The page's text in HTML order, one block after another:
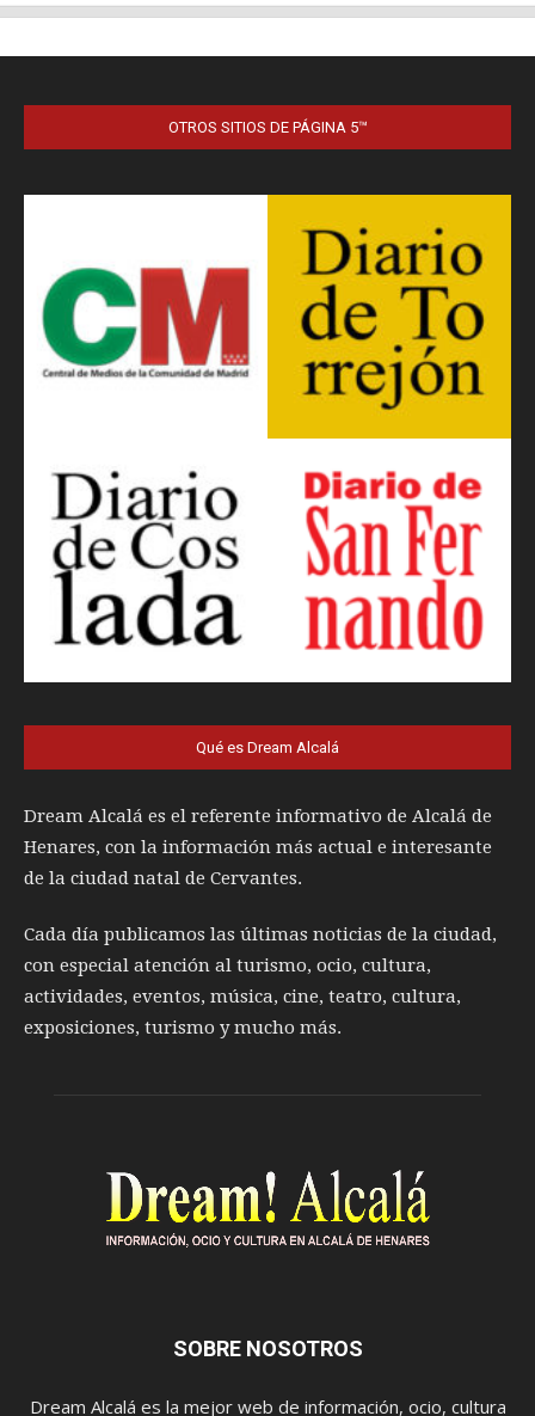
OTROS SITIOS DE PÁGINA 5™
Qué es Dream Alcalá
Dream Alcalá es el referente informativo de Alcalá de
Henares, con la información más actual e interesante
de la ciudad natal de Cervantes.
Cada día publicamos las últimas noticias de la ciudad,
con especial atención al turismo, ocio, cultura,
actividades, eventos, música, cine, teatro, cultura,
exposiciones, turismo y mucho más.
SOBRE NOSOTROS
Dream Alcalá es la mejor web de información, ocio, cultura